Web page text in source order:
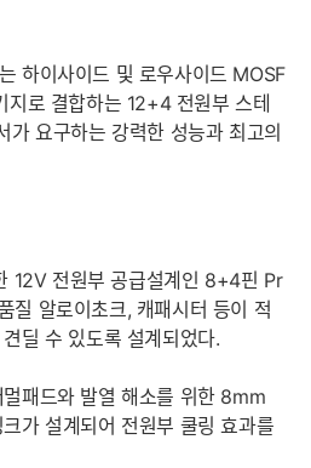
하이사이드 및 로우사이드 MOSF
지로 결합하는 12+4 전원부 스테
요구하는 강력한 성능과 최고의
12V 전원부 공급설계인 8+4핀 Pr
질 알로이초크, 캐패시터 등이 적
딜 수 있도록 설계되었다.
패드와 발열 해소를 위한 8mm
가 설계되어 전원부 쿨링 효과를